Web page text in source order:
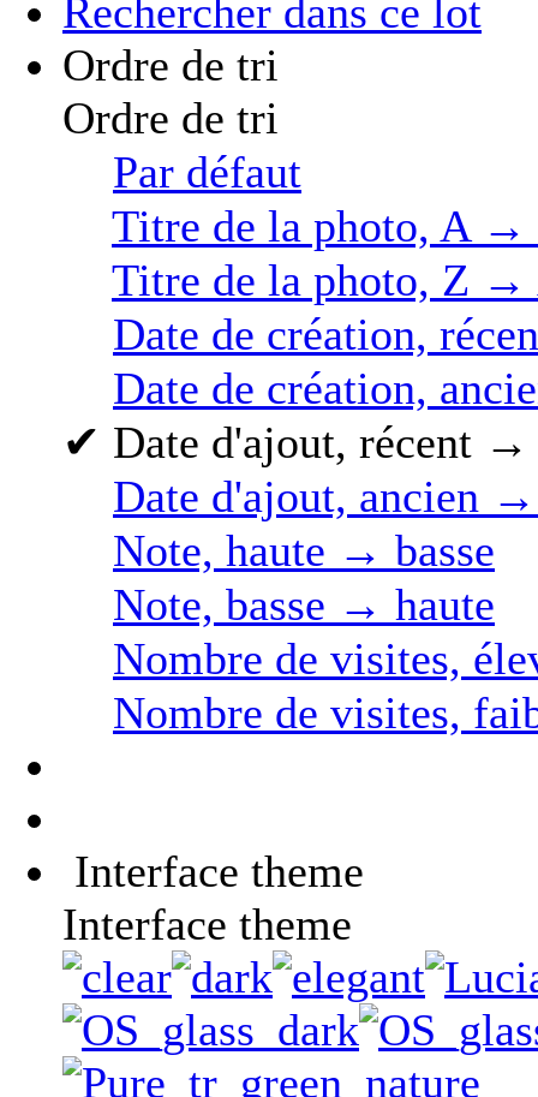
Rechercher dans ce lot
Ordre de tri
Ordre de tri
Par défaut
Titre de la photo, A →
Titre de la photo, Z →
Date de création,
Date de création,
✔ Date d'ajout, récent →
Date d'ajout, ancien
Note, haute → basse
Note, basse → haute
Nombre de visites,
Nombre de visites,
Interface theme
Interface theme